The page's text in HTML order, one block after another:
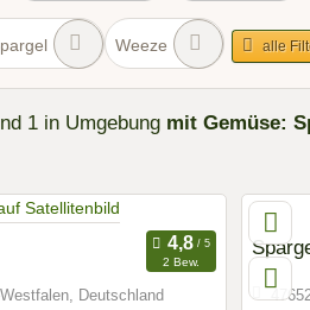
Weeze alle
1 in Umgebung mit Gemüse:
2 Bew.
Deutschland